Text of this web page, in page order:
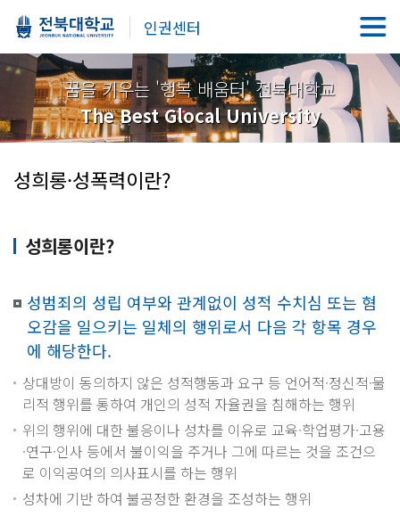
인권센터
꿈을 키우는 '행복 배움터' 전북대학교
The Best Glocal University
성희롱·성폭력이란?
성희롱이란?
성범죄의 성립 여부와 관계없이 성적 수치심 또는 혐
오감을 일으키는 일체의 행위로서 다음 각 항목 경우
에 해당한다.
상대방이 동의하지 않은 성적행동과 요구 등 언어적·정신적·물
리적 행위를 통하여 개인의 성적 자율권을 침해하는 행위
위의 행위에 대한 불응이나 성차를 이유로 교육·학업평가·고용
·연구·인사 등에서 불이익을 주거나 그에 따르는 것을 조건으
로 이익공여의 의사표시를 하는 행위
성차에 기반 하여 불공정한 환경을 조성하는 행위